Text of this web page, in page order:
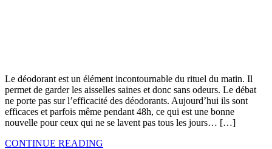
Le déodorant est un élément incontournable du rituel du matin. Il
permet de garder les aisselles saines et donc sans odeurs. Le débat
ne porte pas sur l’efficacité des déodorants. Aujourd’hui ils sont
efficaces et parfois même pendant 48h, ce qui est une bonne
nouvelle pour ceux qui ne se lavent pas tous les jours… […]
CONTINUE READING